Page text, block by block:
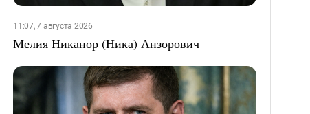
11:07, 7 августа 2026
Мелия Никанор (Ника) Анзорович